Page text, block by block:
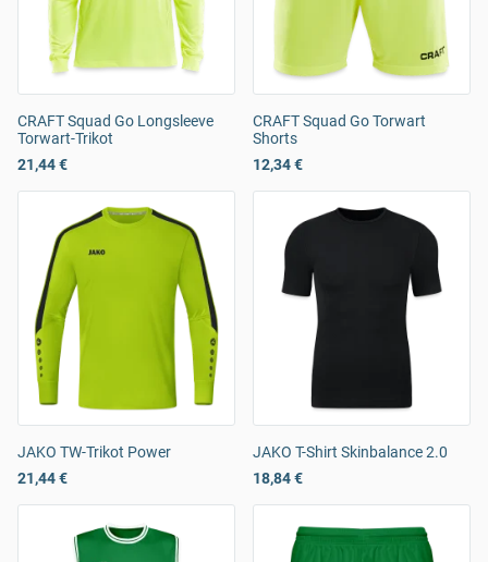
CRAFT Squad Go Longsleeve
Torwart-Trikot
21,44 €
CRAFT Squad Go Torwart
Shorts
12,34 €
JAKO TW-Trikot Power
21,44 €
JAKO T-Shirt Skinbalance 2.0
18,84 €